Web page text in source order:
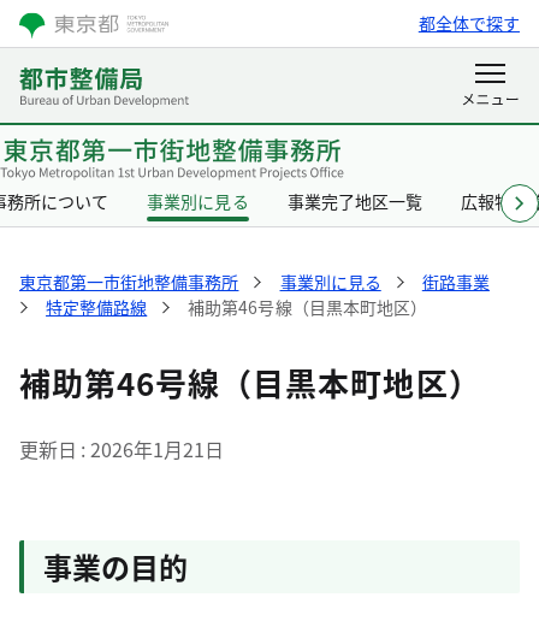
都全体で探す
務所について 事業別に見る 事業完了地区一覧 広報物一
東京都第一市街地整備事務所 事業別に見る
街路事業
特定整備路線
補助第46号線（目黒本町地区）
補助第46号線（目黒本町地区）
更新日 2026年1月21日
事業の目的